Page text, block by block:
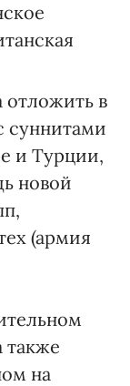
отложить в
суннитами
и Турции,
новой
(армия
также
на